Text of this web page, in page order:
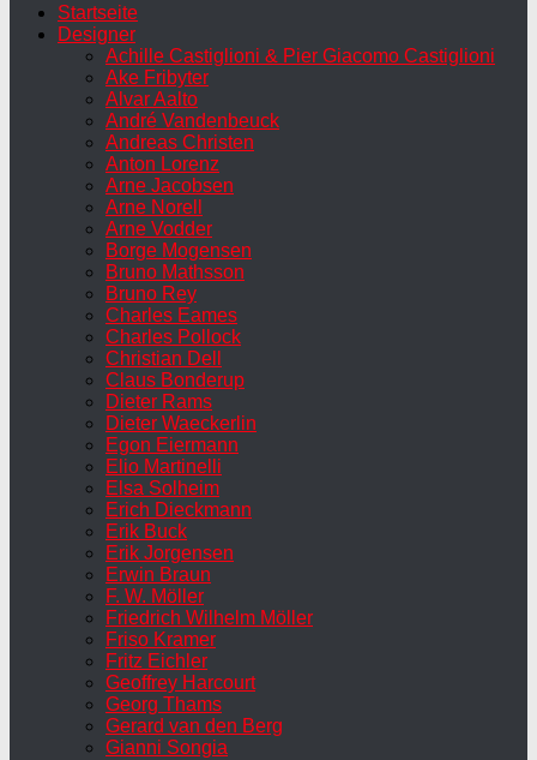
Startseite
Designer
Achille Castiglioni & Pier Giacomo Castiglioni
Ake Fribyter
Alvar Aalto
André Vandenbeuck
Andreas Christen
Anton Lorenz
Arne Jacobsen
Arne Norell
Arne Vodder
Borge Mogensen
Bruno Mathsson
Bruno Rey
Charles Eames
Charles Pollock
Christian Dell
Claus Bonderup
Dieter Rams
Dieter Waeckerlin
Egon Eiermann
Elio Martinelli
Elsa Solheim
Erich Dieckmann
Erik Buck
Erik Jorgensen
Erwin Braun
F. W. Möller
Friedrich Wilhelm Möller
Friso Kramer
Fritz Eichler
Geoffrey Harcourt
Georg Thams
Gerard van den Berg
Gianni Songia